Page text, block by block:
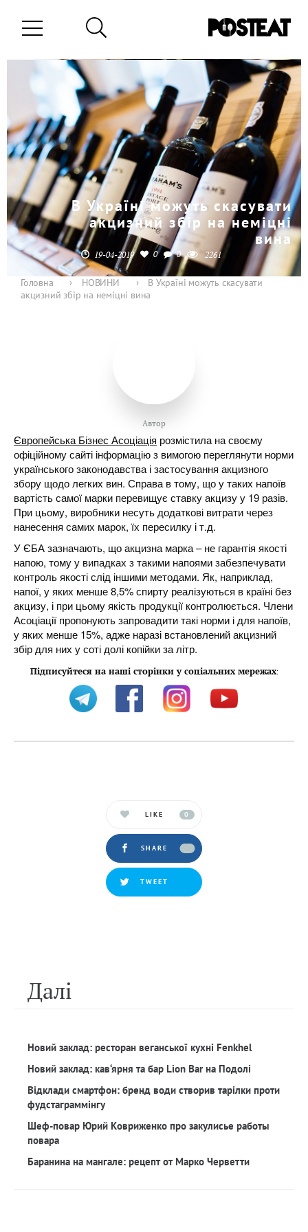
В Україні можуть скасувати
акцизний збір на неміцні
вина
19-04-2019 0 0 2261
Головна › НОВИНИ ›
В Україні можуть скасувати
акцизний збір на неміцні вина
Автор
Європейська Бізнес Асоціація розмістила на своєму
офіційному сайті інформацію з вимогою переглянути норми
українського законодавства і застосування акцизного
збору щодо легких вин. Справа в тому, що у таких напоїв
вартість самої марки перевищує ставку акцизу у 19 разів.
При цьому, виробники несуть додаткові витрати через
нанесення самих марок, їх пересилку і т.д.
У ЄБА зазначають, що акцизна марка – не гарантія якості
напою, тому у випадках з такими напоями забезпечувати
контроль якості слід іншими методами. Як, наприклад,
напої, у яких менше 8,5% спирту реалізуються в країні без
акцизу, і при цьому якість продукції контролюється. Члени
Асоціації пропонують запровадити такі норми і для напоїв,
у яких менше 15%, адже наразі встановлений акцизний
збір для них у соті долі копійки за літр.
Підписуйтеся на наші сторінки у соціальних мережах:
LIKE 0
SHARE
TWEET
Далi
Новий заклад: ресторан веганської кухні Fenkhel
Новий заклад: кав‘ярня та бар Lion Bar на Подолі
Відклади смартфон: бренд води створив тарілки проти
фудстаграммінгу
Шеф-повар Юрий Ковриженко про закулисье работы
повара
Баранина на мангале: рецепт от Марко Черветти